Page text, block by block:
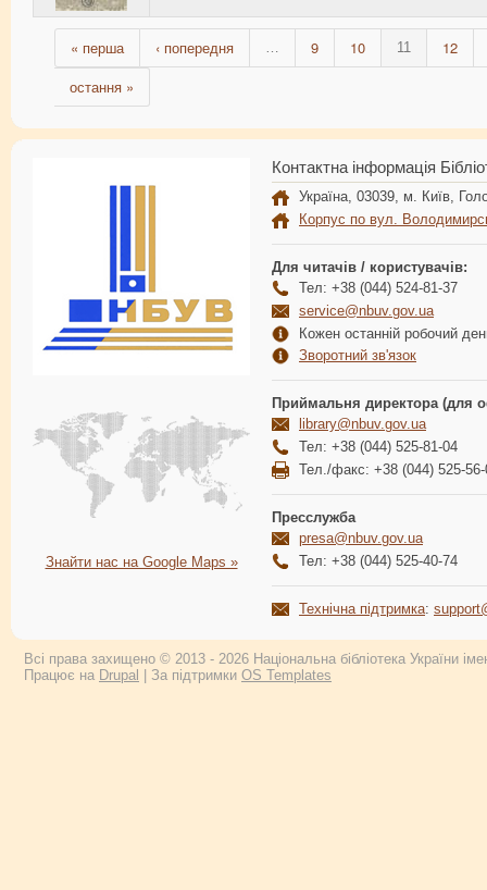
« перша ‹ попередня 9 10 11
12
остання »
Знайти нас на Google Maps »
Контактна інформація
Україна, 03039, м. Київ,
Корпус по вул.
Для читачів / користувачів:
Тел: +38 (044) 524-81-37
service@nbuv.gov.ua
Кожен останній робочий
Зворотний зв'язок
Приймальня директора (для
library@nbuv.gov.ua
Тел: +38 (044) 525-81-04
Тел./факс: +38 (044) 525-56-
Пресслужба
presa@nbuv.gov.ua
Тел: +38 (044) 525-40-74
Технічна підтримка:
Всі права захищено © 2013 - 2026 Національна бібліотека України
Працює на Drupal | За підтримки OS Templates